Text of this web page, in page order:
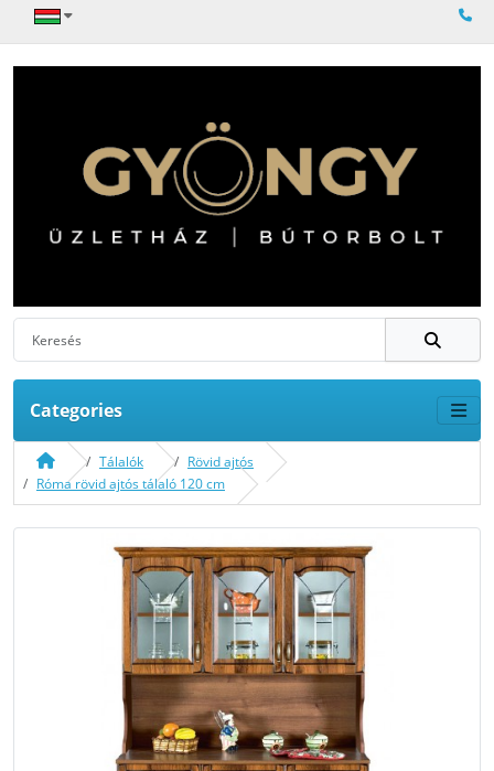
Categories
Tálalók
Rövid ajtós
Róma rövid ajtós tálaló 120 cm